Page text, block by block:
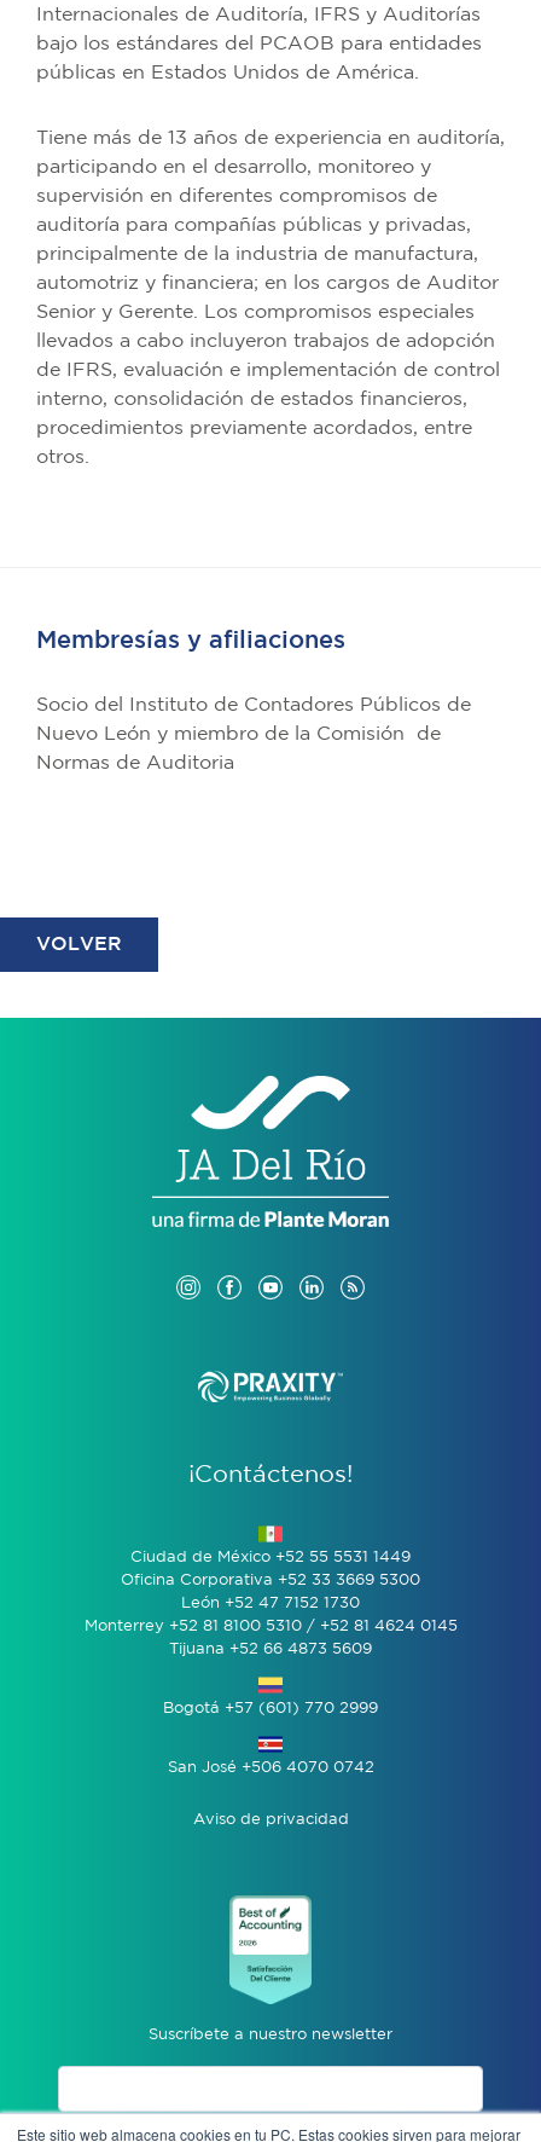
Este sitio web almacena cookies en tu PC. Estas cookies sirven para mejorar
Internacionales de Auditoría, IFRS y Auditorías
bajo los estándares del PCAOB para entidades
públicas en Estados Unidos de América.
Tiene más de 13 años de experiencia en auditoría,
participando en el desarrollo, monitoreo y
supervisión en diferentes compromisos de
auditoría para compañías públicas y privadas,
principalmente de la industria de manufactura,
automotriz y financiera; en los cargos de Auditor
Senior y Gerente. Los compromisos especiales
llevados a cabo incluyeron trabajos de adopción
de IFRS, evaluación e implementación de control
interno, consolidación de estados financieros,
procedimientos previamente acordados, entre
otros.
Membresías y afiliaciones
Socio del Instituto de Contadores Públicos de
Nuevo León y miembro de la Comisión de
Normas de Auditoria
VOLVER
¡Contáctenos!
Ciudad de México +52 55 5531 1449
Oficina Corporativa +52 33 3669 5300
León +52 47 7152 1730
Monterrey +52 81 8100 5310 / +52 81 4624 0145
Tijuana +52 66 4873 5609
Bogotá +57 (601) 770 2999
San José +506 4070 0742
Aviso de privacidad
Suscríbete a nuestro newsletter